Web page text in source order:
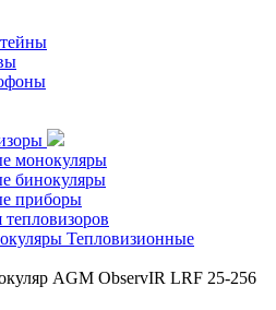
монокуляры
бинокуляры
приборы
Тепловизионные
AGM ObservIR LRF 25-256